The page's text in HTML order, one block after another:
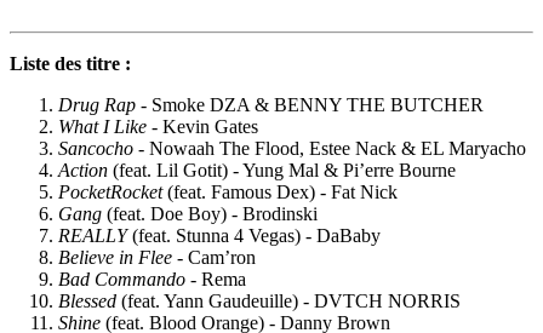
Liste des titre :
Drug Rap - Smoke DZA & BENNY THE BUTCHER
What I Like - Kevin Gates
Sancocho - Nowaah The Flood, Estee Nack & EL Maryacho
Action (feat. Lil Gotit) - Yung Mal & Pi’erre Bourne
PocketRocket(feat. Famous Dex) - Fat Nick
Gang (feat. Doe Boy) - Brodinski
REALLY(feat. Stunna 4 Vegas) - DaBaby
Believe in Flee - Cam’ron
Bad Commando - Rema
Blessed (feat. Yann Gaudeuille) - DVTCH NORRIS
Shine (feat. Blood Orange) - Danny Brown